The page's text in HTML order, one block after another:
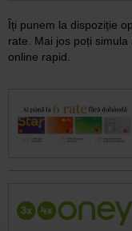
Îți punem la dispoziție
rate. Mai jos poți
online rapid.